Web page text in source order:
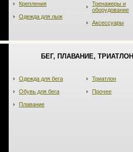
Крепления
Одежда для лыж
Тренажеры и
оборудование
Аксессуары
БЕГ, ПЛАВАНИЕ, ТРИАТЛОН
Одежда для бега
Обувь для бега
Плавание
Триатлон
Прочее